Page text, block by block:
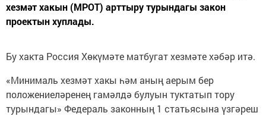
хезмәт хакын (МРОТ) арттыру турындагы закон
проектын хуплады.
Бу хакта Россия Хөкүмәте матбугат хезмәте хәбәр итә.
«Минималь хезмәт хакы һәм аның аерым бер
положениеләренең гамәлдә булуын туктатып тору
турындагы» Федераль законның 1 статьясына үзгәреш